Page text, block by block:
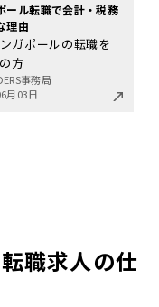
ール転職で会計・税務
理由
ガポールの転職を
方
事務局
月03日
職求人の仕